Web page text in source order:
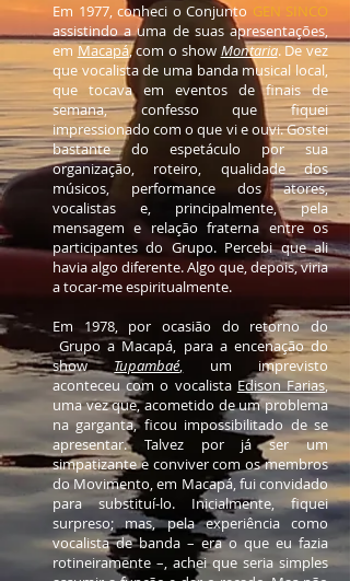
Em 1977, conheci o Conjunto GEN SINCO
assistindo a uma de suas apresentações,
emMacapá, com o show Montaria. De vez
que vocalista de uma banda musical local,
que tocava em eventos de finais de
semana, confesso que fiquei
impressionado com o que vi e ouvi. Gostei
bastante do espetáculo por sua
organização, roteiro, qualidade dos
músicos, performance dos atores,
vocalistas e, principalmente, pela
mensagem e relação fraterna entre os
participantes do Grupo. Percebi que ali
havia algo diferente. Algo que, depois, viria
a tocar-me espiritualmente.
Em 1978, por ocasião do retorno do
Grupo a Macapá, para a encenação do
show Tupambaé, um imprevisto
aconteceu com o vocalista Edison Farias,
uma vez que, acometido de um problema
na garganta, ficou impossibilitado de se
apresentar. Talvez por já ser um
simpatizante e conviver com os membros
do Movimento, em Macapá, fui convidado
para substituí-lo. Inicialmente, fiquei
surpreso; mas, pela experiência como
vocalista de banda – era o que eu fazia
rotineiramente –, achei que seria simples